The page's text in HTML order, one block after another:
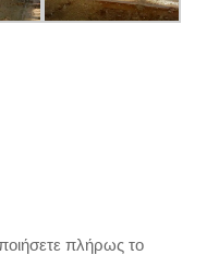
πλήρως το